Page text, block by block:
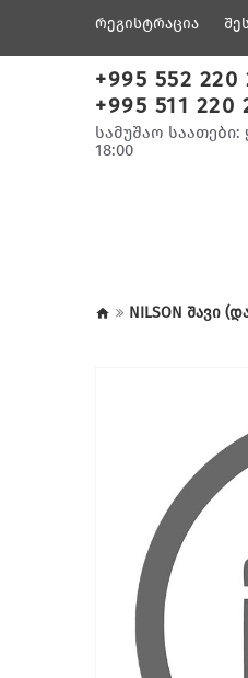
რეგისტრაცია
+995 552 220
+995 511 220
სამუშაო
18:00
NILSON შავი